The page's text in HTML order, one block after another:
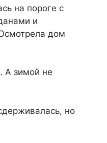
на пороге с
и
дом
А зимой не
но